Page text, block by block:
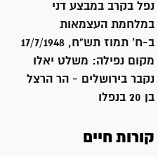
נפל בקרב במבצע דני
במלחמת העצמאות
ב-ח' תמוז תש"ח, 17/7/1948
מקום נפילה: משלט יאלו
נקבר בירושלים - הר הרצל
בן 20 בנפלו
קורות חיים